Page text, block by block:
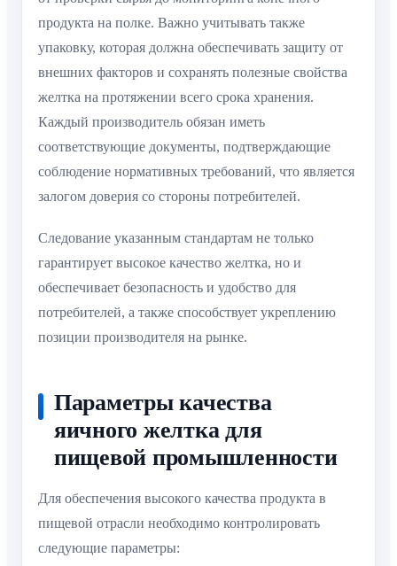
продукта на полке. Важно учитывать также
упаковку, которая должна обеспечивать защиту от
внешних факторов и сохранять полезные свойства
желтка на протяжении всего срока хранения.
Каждый производитель обязан иметь
соответствующие документы, подтверждающие
соблюдение нормативных требований, что является
залогом доверия со стороны потребителей.
Следование указанным стандартам не только
гарантирует высокое качество желтка, но и
обеспечивает безопасность и удобство для
потребителей, а также способствует укреплению
позиции производителя на рынке.
Параметры качества
яичного желтка для
пищевой промышленности
Для обеспечения высокого качества продукта в
пищевой отрасли необходимо контролировать
следующие параметры: